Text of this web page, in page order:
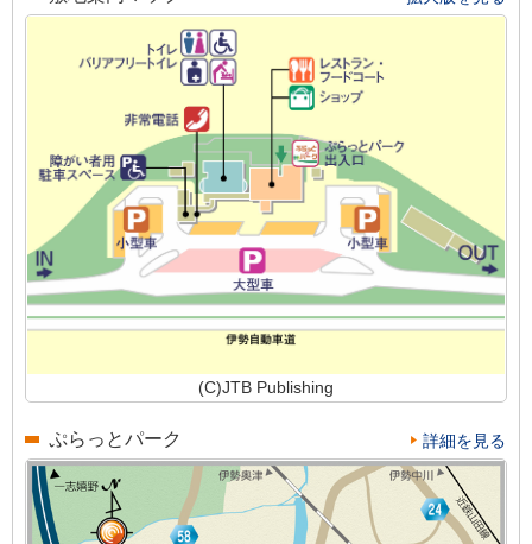
(C)JTB Publishing
ぷらっとパーク 詳細を見る